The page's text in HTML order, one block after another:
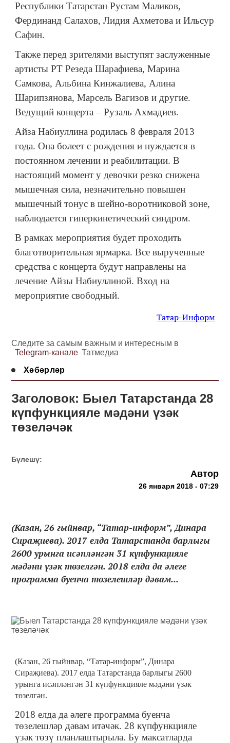
Республики Татарстан Рустам Маликов,
Фердинанд Салахов, Лидия Ахметова и Ильсур
Сафин.
Также перед зрителями выступят заслуженные
артисты РТ Резеда Шарафиева, Марина
Самкова, Альбина Кинжалиева, Алина
Шарипзянова, Марсель Вагизов и другие.
Ведущий концерта – Рузаль Ахмадиев.
Айза Набиуллина родилась 8 февраля 2013
года. Она болеет с рождения и нуждается в
постоянном лечении и реабилитации. В
настоящий момент у девочки резко снижена
мышечная сила, незначительно повышен
мышечный тонус в шейно-воротниковой зоне,
наблюдается гиперкинетический синдром.
В рамках мероприятия будет проходить
благотворительная ярмарка. Все вырученные
средства с концерта будут направлены на
лечение Айзы Набиуллиной. Вход на
мероприятие свободный.
Татар-Информ
Следите за самым важным и интересным в
Telegram-канале Татмедиа
Хәбәрләр
Заголовок: Быел Татарстанда 28
күпфункцияле мәдәни үзәк
төзеләчәк
Бүлешү:
Автор
26 января 2018 - 07:29
(Казан, 26 гыйнвар, “Татар-информ”, Динара
Сираҗиева). 2017 елда Татарстанда барлыгы
2600 урынга исәпләнгән 31 күпфункцияле
мәдәни үзәк төзелгән. 2018 елда да әлеге
программа буенча төзелешләр дәвам...
(Казан, 26 гыйнвар, “Татар-информ”, Динара
Сираҗиева). 2017 елда Татарстанда барлыгы 2600
урынга исәпләнгән 31 күпфункцияле мәдәни үзәк
төзелгән.
2018 елда да әлеге программа буенча
төзелешләр дәвам итәчәк. 28 күпфункцияле
үзәк төзү планлаштырыла. Бу максатларда